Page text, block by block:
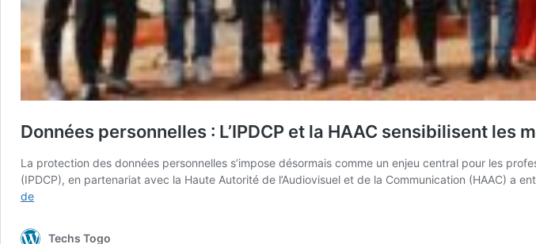
Données personnelles : L’IPDCP et la HAAC sensibilisent les
La protection des données personnelles s’impose désormais comme un enjeu central pour les
(IPDCP), en partenariat avec la Haute Autorité de l’Audiovisuel et de la Communication (HAAC) a
deDonnées
:
Techs Togo